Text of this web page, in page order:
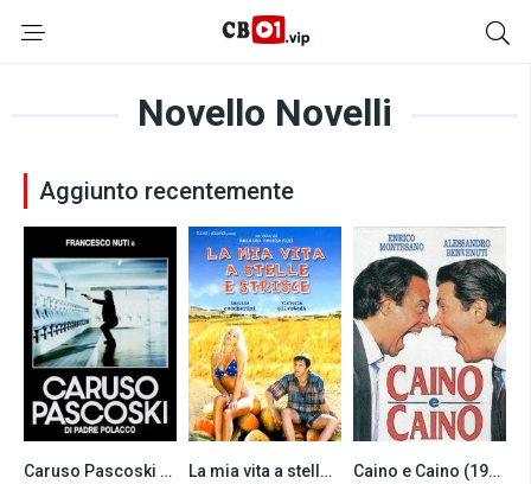
Novello Novelli
Aggiunto recentemente
6.8Caruso Pascoski Di Padre Polacco (1988) 4.9
La mia vita a stelle e strisce (2003) 5.4Caino e Caino (1993)